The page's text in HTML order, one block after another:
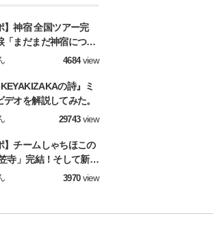
】神宿 全国ツアー完
「まだまだ神宿につい
4684view
の詩』ミ
デオを解説してみた。
29743view
】チームしゃちほこの
寺」完結！そして新章
3970view